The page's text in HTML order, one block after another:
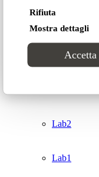
Rifiuta
Mostra dettagli
Sweet
Lab2
Lab1